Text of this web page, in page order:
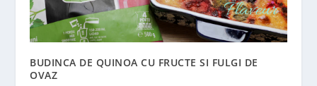
BUDINCA DE QUINOA CU FRUCTE SI FULGI DE
OVAZ